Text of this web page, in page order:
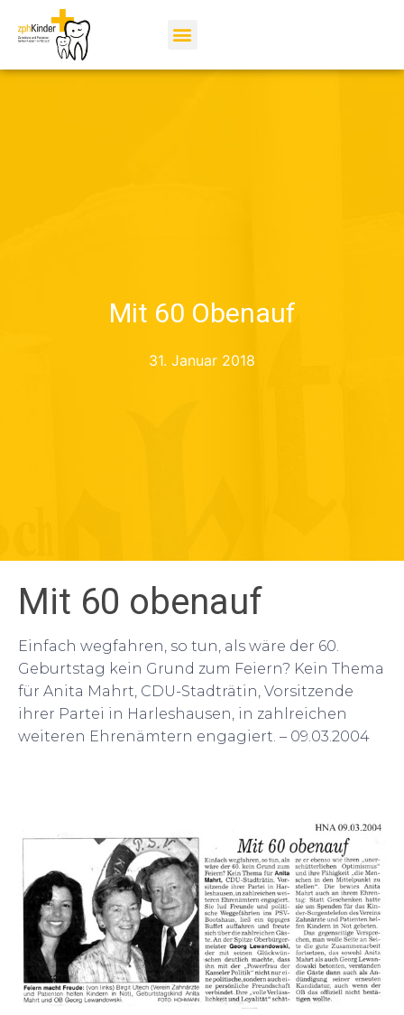
Mit 60 Obenauf
31. Januar 2018
Mit 60 obenauf
Einfach wegfahren, so tun, als wäre der 60.
Geburtstag kein Grund zum Feiern? Kein Thema
für Anita Mahrt, CDU-Stadträtin, Vorsitzende
ihrer Partei in Harleshausen, in zahlreichen
weiteren Ehrenämtern engagiert. – 09.03.2004